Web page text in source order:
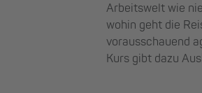
Arbeitswelt wie
wohin geht die
vorausschauend
Kurs gibt dazu